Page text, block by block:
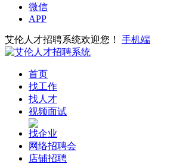
微信
APP
艾伦人才招聘系统欢迎您！ 手机端
首页
找工作
找人才
视频面试
找企业
网络招聘会
店铺招聘